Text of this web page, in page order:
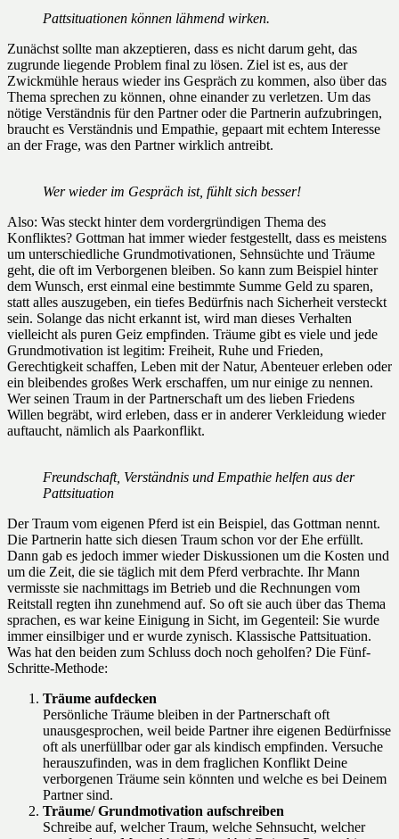
Pattsituationen können lähmend wirken.
Zunächst sollte man akzeptieren, dass es nicht darum geht, das
zugrunde liegende Problem final zu lösen. Ziel ist es, aus der
Zwickmühle heraus wieder ins Gespräch zu kommen, also über das
Thema sprechen zu können, ohne einander zu verletzen. Um das
nötige Verständnis für den Partner oder die Partnerin aufzubringen,
braucht es Verständnis und Empathie, gepaart mit echtem Interesse
an der Frage, was den Partner wirklich antreibt.
Wer wieder im Gespräch ist, fühlt sich besser!
Also: Was steckt hinter dem vordergründigen Thema des
Konfliktes? Gottman hat immer wieder festgestellt, dass es meistens
um unterschiedliche Grundmotivationen, Sehnsüchte und Träume
geht, die oft im Verborgenen bleiben. So kann zum Beispiel hinter
dem Wunsch, erst einmal eine bestimmte Summe Geld zu sparen,
statt alles auszugeben, ein tiefes Bedürfnis nach Sicherheit versteckt
sein. Solange das nicht erkannt ist, wird man dieses Verhalten
vielleicht als puren Geiz empfinden. Träume gibt es viele und jede
Grundmotivation ist legitim: Freiheit, Ruhe und Frieden,
Gerechtigkeit schaffen, Leben mit der Natur, Abenteuer erleben oder
ein bleibendes großes Werk erschaffen, um nur einige zu nennen.
Wer seinen Traum in der Partnerschaft um des lieben Friedens
Willen begräbt, wird erleben, dass er in anderer Verkleidung wieder
auftaucht, nämlich als Paarkonflikt.
Freundschaft, Verständnis und Empathie helfen aus der
Pattsituation
Der Traum vom eigenen Pferd ist ein Beispiel, das Gottman nennt.
Die Partnerin hatte sich diesen Traum schon vor der Ehe erfüllt.
Dann gab es jedoch immer wieder Diskussionen um die Kosten und
um die Zeit, die sie täglich mit dem Pferd verbrachte. Ihr Mann
vermisste sie nachmittags im Betrieb und die Rechnungen vom
Reitstall regten ihn zunehmend auf. So oft sie auch über das Thema
sprachen, es war keine Einigung in Sicht, im Gegenteil: Sie wurde
immer einsilbiger und er wurde zynisch. Klassische Pattsituation.
Was hat den beiden zum Schluss doch noch geholfen? Die Fünf-
Schritte-Methode:
Träume aufdecken
Persönliche Träume bleiben in der Partnerschaft oft
unausgesprochen, weil beide Partner ihre eigenen Bedürfnisse
oft als unerfüllbar oder gar als kindisch empfinden. Versuche
herauszufinden, was in dem fraglichen Konflikt Deine
verborgenen Träume sein könnten und welche es bei Deinem
Partner sind.
Träume/ Grundmotivation aufschreiben
Schreibe auf, welcher Traum, welche Sehnsucht, welcher